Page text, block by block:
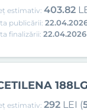
estimativ:403.82
publicării:
finalizării:22.04.2026
estimativ:292 LEI (